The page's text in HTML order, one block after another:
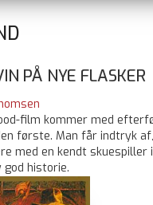
PÅ NYE FLASKER
film kommer med
første. Man får indtryk
med en kendt skuespiller
historie.